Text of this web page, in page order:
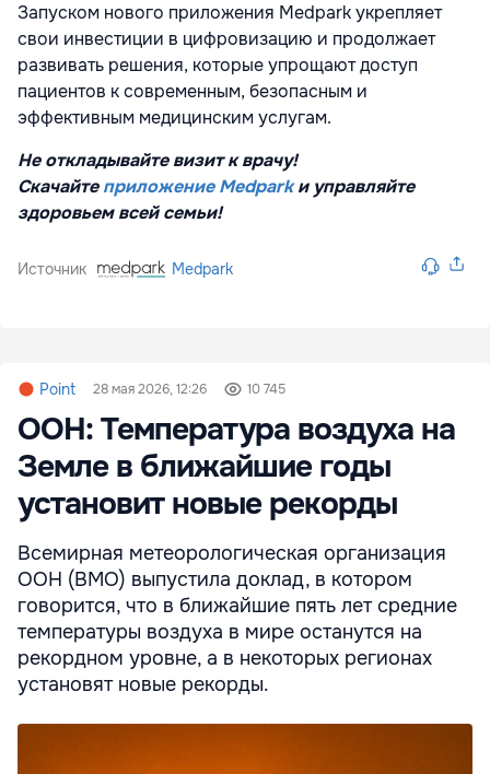
Запуском нового приложения Medpark укрепляет
свои инвестиции в цифровизацию и продолжает
развивать решения, которые упрощают доступ
пациентов к современным, безопасным и
эффективным медицинским услугам.
Не откладывайте визит к врачу!
Скачайтеприложение Medparkи управляйте
здоровьем всей семьи!
Источник Medpark
Point 28 мая 2026, 12:26 10 745
ООН: Температура воздуха на
Земле в ближайшие годы
установит новые рекорды
Всемирная метеорологическая организация
ООН (ВМО) выпустила доклад, в котором
говорится, что в ближайшие пять лет средние
температуры воздуха в мире останутся на
рекордном уровне, а в некоторых регионах
установят новые рекорды.